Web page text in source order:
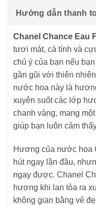
Hướng dẫn thanh
Chanel Chance Eau
tươi mát, cá tính và
chú ý của bạn nếu
gần gũi với thiên
nước hoa này là
xuyên suốt các lớp
chanh vàng, mang
giúp bạn luôn cảm
Hương của nước hoa
hút ngay lần đầu,
ngay được. Chanel
hương khi lan tỏa ra
không gian bằng vẻ